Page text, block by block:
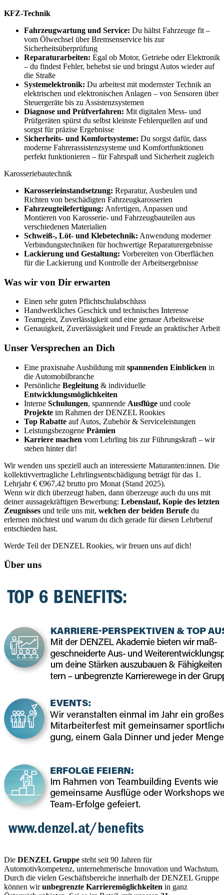
KFZ-Technik
Fahrzeugwartung und Service: Du hältst Fahrzeuge fit –
vom Ölwechsel über Bremsenservice bis zur
Sicherheitsüberprüfung
Reparaturarbeiten: Egal ob Motor, Getriebe oder Elektronik
– du findest Fehler, behebst sie und bringst Autos wieder auf
die Straße
Systemelektronik: Du arbeitest mit modernster Technik an
elektrischen und elektronischen Anlagen – von Sensoren über
Steuergeräte bis zu Assistenzsystemen
Diagnose und Prüfverfahren: Mit digitalen Mess- und
Prüfgeräten spürst du selbst kleinste Fehlerquellen auf und
sorgst für präzise Ergebnisse
Sicherheits- und Komfortsysteme: Du sorgst dafür, dass
moderne Fahrerassistenzsysteme und Komfortfunktionen
perfekt funktionieren – für Fahrspaß und Sicherheit zugleich
Karosseriebautechnik
Karosserieinstandsetzung: Reparatur, Ausbeulen und
Richten von beschädigten Fahrzeugkarosserien
Fahrzeugteilefertigung: Anfertigen, Anpassen und
Montieren von Karosserie- und Fahrzeugbauteilen aus
verschiedenen Materialien
Schweiß-, Löt- und Klebetechnik: Anwendung moderner
Verbindungstechniken für hochwertige Reparaturergebnisse
Lackierung und Gestaltung: Vorbereiten von Oberflächen
für die Lackierung und Kontrolle der Arbeitsergebnisse
Was wir von Dir erwarten
Einen sehr guten Pflichtschulabschluss
Handwerkliches Geschick und technisches Interesse
Teamgeist, Zuverlässigkeit und eine genaue Arbeitsweise
Genauigkeit, Zuverlässigkeit und Freude an praktischer Arbeit
Unser Versprechen an Dich
Eine praxisnahe Ausbildung mit spannenden Einblicken in
die Automobilbranche
Persönliche Begleitung & individuelle
Entwicklungsmöglichkeiten
Interne Schulungen, spannende Ausflüge und coole
Projekte im Rahmen der DENZEL Rookies
Top Rabatte auf Autos, Zubehör & Serviceleistungen
Leistungsbezogene Prämien
Karriere machen vom Lehrling bis zur Führungskraft – wir
stehen hinter dir!
Wir wenden uns speziell auch an interessierte Maturanten:innen. Die
kollektivvertragliche Lehrlingsentschädigung beträgt für das 1.
Lehrjahr € €967,42 brutto pro Monat (Stand 2025).
Wenn wir dich überzeugt haben, dann überzeuge auch du uns mit
deiner aussagekräftigen Bewerbung: Lebenslauf, Kopie des letzten
Zeugnisses und teile uns mit, welchen der beiden Berufe du
erlernen möchtest und warum du dich gerade für diesen Lehrberuf
entschieden hast.
Werde Teil der DENZEL Rookies, wir freuen uns auf dich!
Über uns
Die DENZEL Gruppe steht seit 90 Jahren für
Automotivkompetenz, unternehmerische Innovation und Wachstum.
Durch die vielen Geschäftsbereiche innerhalb der DENZEL Gruppe
können wirunbegrenzte Karrieremöglichkeiten in ganz